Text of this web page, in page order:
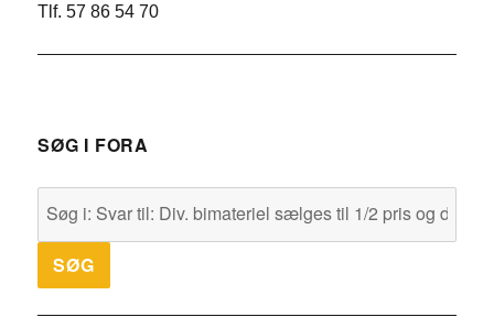
Tlf. 57 86 54 70
SØG I FORA